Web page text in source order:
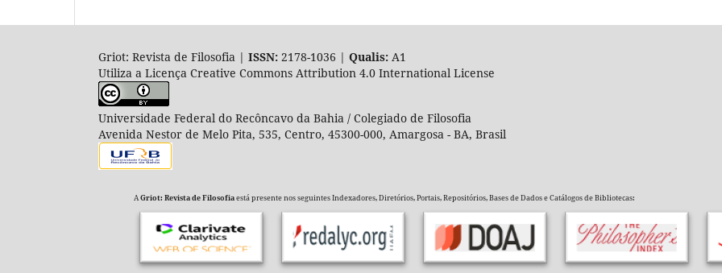
Griot: Revista de Filosofia | ISSN: 2178-1036 | Qualis:
Utiliza a Licença Creative Commons Attribution 4.0 International License
Universidade Federal do Recôncavo da Bahia / Colegiado de Filosofia
Avenida Nestor de Melo Pita, 535, Centro, 45300-000, Amargosa - BA, Brasil
AGriot: Revista de Filosofiaestá presente nos seguintes Indexadores, Diretórios, Portais, Repositórios, Bases de Dados e Catálogos de Bibliotecas: